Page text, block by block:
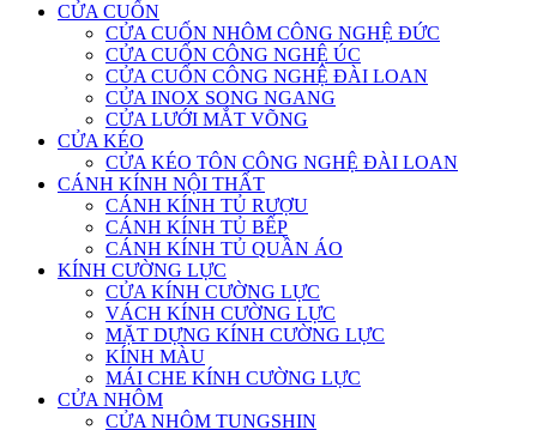
CỬA CUỐN
CỬA CUỐN NHÔM CÔNG NGHỆ ĐỨC
CỬA CUỐN CÔNG NGHỆ ÚC
CỬA CUỐN CÔNG NGHỆ ĐÀI LOAN
CỬA INOX SONG NGANG
CỬA LƯỚI MẮT VÕNG
CỬA KÉO
CỬA KÉO TÔN CÔNG NGHỆ ĐÀI LOAN
CÁNH KÍNH NỘI THẤT
CÁNH KÍNH TỦ RƯỢU
CÁNH KÍNH TỦ BẾP
CÁNH KÍNH TỦ QUẦN ÁO
KÍNH CƯỜNG LỰC
CỬA KÍNH CƯỜNG LỰC
VÁCH KÍNH CƯỜNG LỰC
MẶT DỰNG KÍNH CƯỜNG LỰC
KÍNH MÀU
MÁI CHE KÍNH CƯỜNG LỰC
CỬA NHÔM
CỬA NHÔM TUNGSHIN